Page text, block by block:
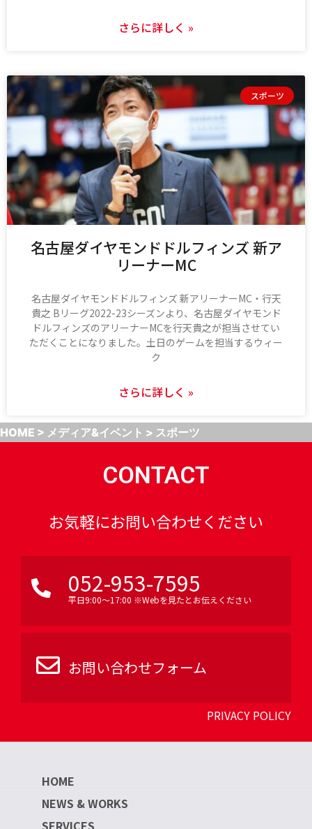
さらに詳しく »
スポーツ
名古屋ダイヤモンドドルフィンズ 新ア
リーナーMC
名古屋ダイヤモンドドルフィンズ 新アリーナーMC・行天
貴之 Bリーグ2022-23シーズンより、名古屋ダイヤモンド
ドルフィンズのアリーナーMCを行天貴之が担当させてい
ただくことになりました。土日のゲームを担当するウィー
ク
さらに詳しく »
HOME > メディア&イベント > スポーツ
CONTACT
お気軽にお問い合わせください
052-953-7595
平日9:00〜17:00 ※Webを見たとお伝えください
お問い合わせフォーム
PRIVACY POLICY
HOME
NEWS & WORKS
SERVICES